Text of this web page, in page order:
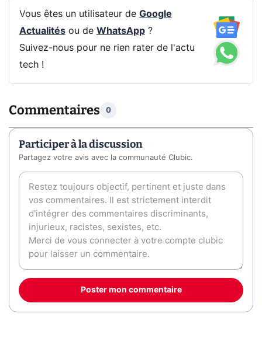
Vous êtes un utilisateur de Google
Actualitésou de WhatsApp?
Suivez-nous pour ne rien rater de l'actu
tech !
Commentaires 0
Participer à la discussion
Partagez votre avis avec la communauté Clubic.
Poster mon commentaire